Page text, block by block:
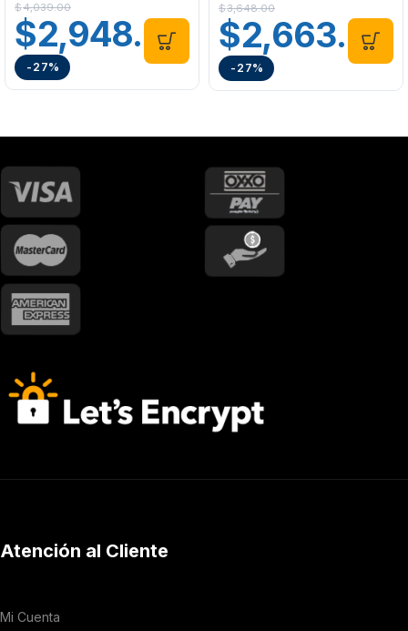
$4,039.00
$2,948.00
-27%
$3,648.00
$2,663.00
-27%
Atención al Cliente
Mi Cuenta